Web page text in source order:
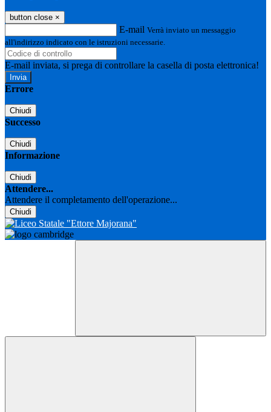
button close ×
E-mail Verrà inviato un messaggio
all'indirizzo indicato con le istruzioni necessarie.
E-mail inviata, si prega di controllare la casella di posta elettronica!
Errore
Chiudi
Successo
Chiudi
Informazione
Chiudi
Attendere...
Attendere il completamento dell'operazione...
Chiudi